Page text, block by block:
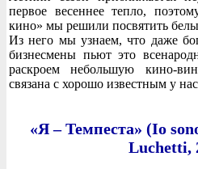
первое весеннее тепло,
кино» мы решили посвятить
Из него мы узнаем, что даже
бизнесмены пьют это
раскроем небольшую кино-
связана с хорошо известным у
«Я – Темпеста» (Io
Luchetti,